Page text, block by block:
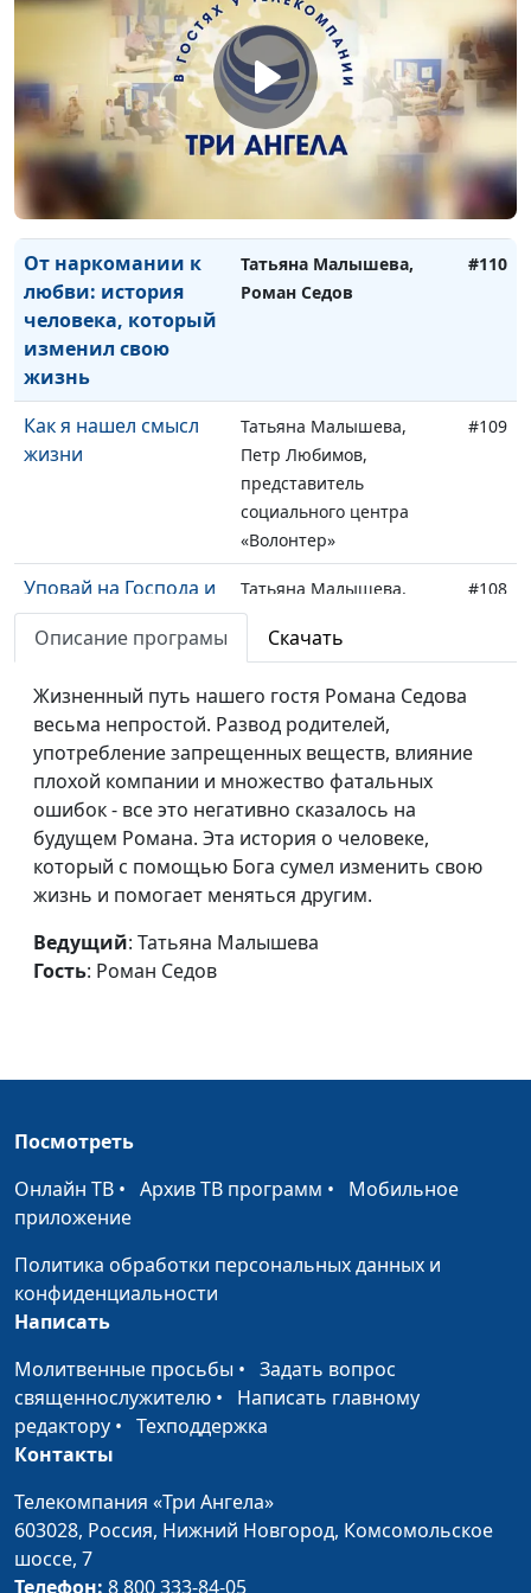
музыкальное
творчество
Призвание в жизни:
педагог от Бога
Мария Мараханова,
Нелли Пашинян,
педагог, автор проекта
педагогика»
#111
От наркомании к
любви: история
человека, который
изменил свою
жизнь
Татьяна Малышева,
Роман Седов
#110
Как я нашел смысл
жизни
Татьяна Малышева,
Петр Любимов,
представитель
социального центра
«Волонтер»
#109
Уповай на Господа и
делай добро
Татьяна Малышева,
Ольга Козуля,
руководитель проекта
#108
Дом радужного
детства: о Центре
помощи детям
«Радуга»
Татьяна Малышева,
Валерий Евстигнеев,
председатель правления
благотворительного
Центра помощи детям
«Радуга»
сокровище» (вторая
часть)
Татьяна Малышева,
Юлия Коровина, Роман
часть)
Кошкин
священнослужитель
Призвание на
служение
Никулин,
Вера в Бога и
здоровый образ
жизни
Григораш, вице-
президент фонда «За
здоровый образ жизни»
Христианское
воспитание детей
Качалаба,
священнослужитель,
теологии
Описание програмы Скачать
Жизненный путь нашего гостя Романа Седова
весьма непростой. Развод родителей,
употребление запрещенных веществ, влияние
плохой компании и множество фатальных
ошибок - все это негативно сказалось на
будущем Романа. Эта история о человеке,
который с помощью Бога сумел изменить свою
жизнь и помогает меняться другим.
Ведущий: Татьяна Малышева
Гость: Роман Седов
Посмотреть
Онлайн ТВ • Архив ТВ программ • Мобильное
приложение
Политика обработки персональных данных и
конфиденциальности
Написать
Молитвенные просьбы • Задать вопрос
священнослужителю • Написать главному
редактору • Техподдержка
Контакты
Телекомпания «Три Ангела»
603028, Россия, Нижний Новгород, Комсомольское
шоссе, 7
Телефон: 8 800 333-84-05